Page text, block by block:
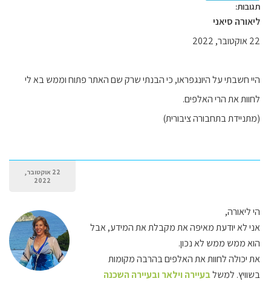
תגובות:
ליאורה סיאני
22 אוקטובר, 2022
היי חשבתי על היונגפראו, כי הבנתי שרק שם האתר פתוח וממש בא לי
לחוות את הרי האלפים.
(מתניידת בתחבורה ציבורית)
22 אוקטובר,
2022
הי ליאורה,
אני לא יודעת מאיפה את מקבלת את המידע, אבל
הוא ממש ממש לא נכון.
את יכולה לחוות את האלפים בהרבה מקומות
בשוויץ. למשלבעיירה וילאר ובעיירה השכנה